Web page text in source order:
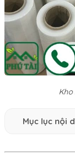
Kho
Mục lục nội